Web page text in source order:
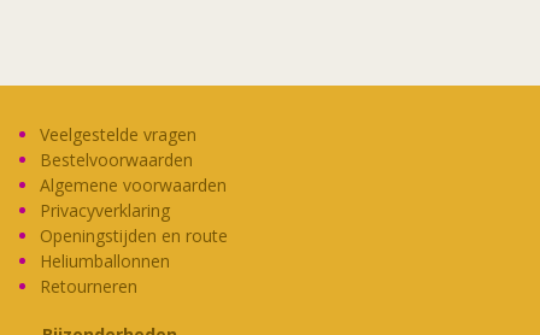
aantal
Veelgestelde vragen
Bestelvoorwaarden
Algemene voorwaarden
Privacyverklaring
Openingstijden en route
Heliumballonnen
Retourneren